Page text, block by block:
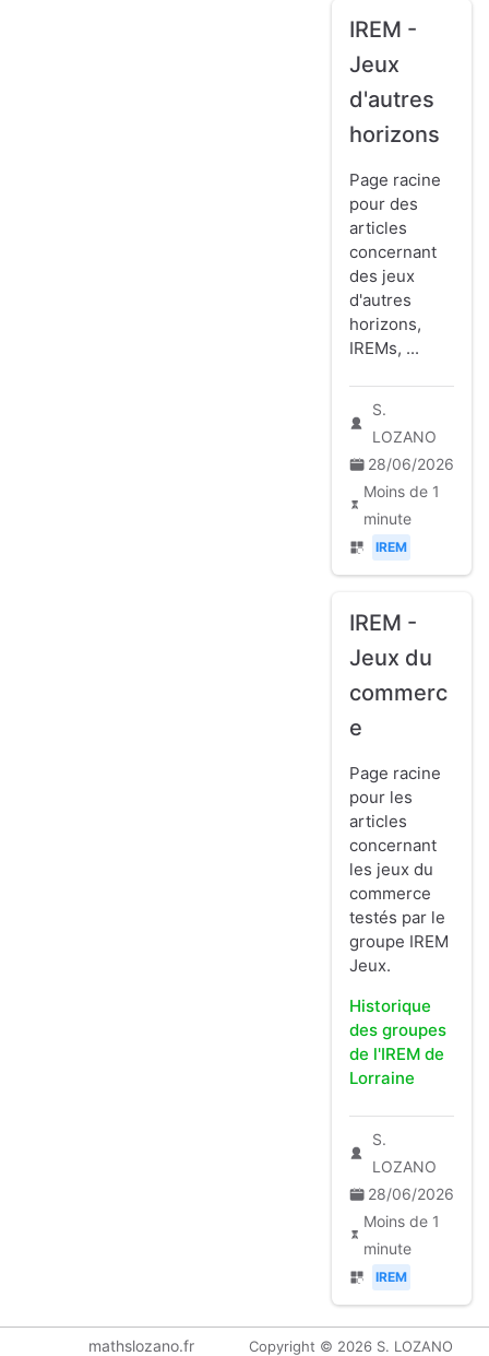
IREM -
Jeux
d'autres
horizons
Page racine
pour des
articles
concernant
des jeux
d'autres
horizons,
IREMs, ...
S.
LOZANO
28/06/2026
Moins de 1
minute
IREM
IREM -
Jeux du
commerc
e
Page racine
pour les
articles
concernant
les jeux du
commerce
testés par le
groupe IREM
Jeux.
Historique
des groupes
de l'IREM de
Lorraine
S.
LOZANO
28/06/2026
Moins de 1
minute
IREM
mathslozano.fr Copyright © 2026 S. LOZANO